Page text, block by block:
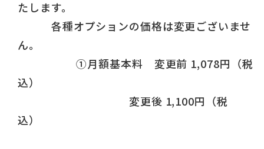
たします。
各種オプションの価格は変更ございませ
ん。
①月額基本料 変更前 1,078円（税
込）
変更後 1,100円（税
込）